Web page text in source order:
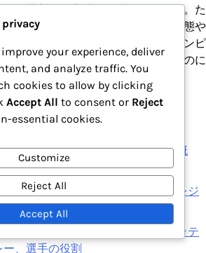
る革新的な方法を探求しています。た
デバイスは、アスリートの身体的状態や
する洞察を提供し、コーチがオリンピ
に関する情報に基づいた決定を下すのに
サッカー大会男子2024：選手統計概
、パフォーマンスインサイト
サッカー大会男子2024：チームのレジ
ク戦略、戦術的柔軟性
サッカー大会男子2024：守備のセッテ
ー、選手の役割
privacy
your experience, deliver
and analyze traffic. You
cookies to allow by clicking
Accept All to consent or Reject
essential cookies.
Customize
Reject All
Accept All